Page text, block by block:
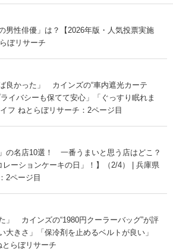
男性俳優」は？【2026年版・人気投票実施
ぼリサーチ
良かった」 カインズの“車内遮光カーテ
イバシーも保てて安心」「ぐっすり眠れま
フ ねとらぼリサーチ：2ページ目
の名店10選！ 一番うまいと思う店はどこ？
レーションケーキの日」！】（2/4） | 兵庫県
2ページ目
」 カインズの“1980円クーラーバッグ”が評
きさ」「保冷剤を止めるベルトが良い」
とらぼリサーチ